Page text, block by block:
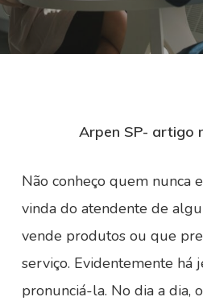
Arpen SP- artigo
Não conheço quem nunca
vinda do atendente de
vende produtos ou que
serviço. Evidentemente há
pronunciá-la. No dia a dia,